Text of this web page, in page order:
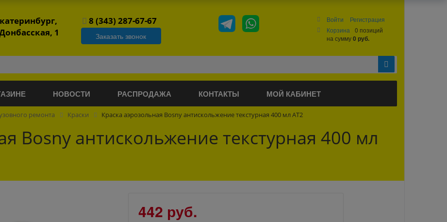
1
8 (343) 287-67-67
Заказать звонок
Войти
Регистрация
Корзина
0 позиций
на сумму0 руб.
НОВОСТИ РАСПРОДАЖА КОНТАКТЫ МОЙ КАБИНЕТ
ремонта Краски Краска аэрозольная Bosny антискольжение текстурная 400 мл AT2
Bosny антискольжение текстурная 400 мл
442 руб.